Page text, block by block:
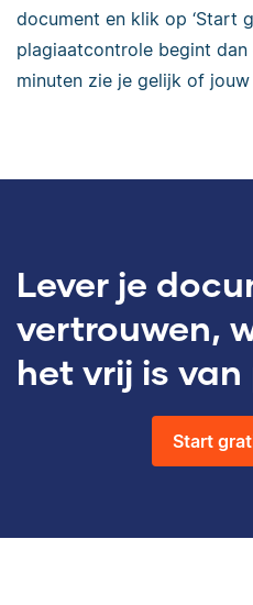
document en klik op ‘Start
plagiaatcontrole begint
minuten zie je gelijk of
Lever je
vertrouwen,
het vrij is
Start